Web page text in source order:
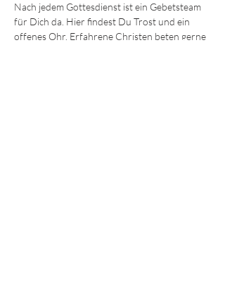
Nach jedem Gottesdienst ist ein Gebetsteam
für Dich da. Hier findest Du Trost und ein
offenes Ohr. Erfahrene Christen beten gerne